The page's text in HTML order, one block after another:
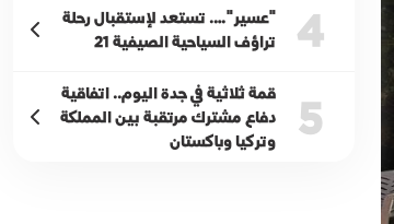
4
"عسير"…. تستعد لإستقبال رحلة
تراؤف السياحية الصيفية 21
5
قمة ثلاثية في جدة اليوم.. اتفاقية
دفاع مشترك مرتقبة بين المملكة
وتركيا وباكستان